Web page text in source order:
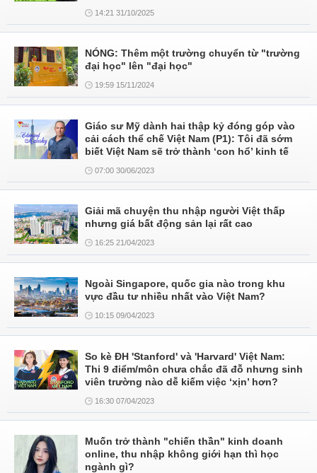
14:21 31/10/2025
NÓNG: Thêm một trường chuyển từ "trường
đại học" lên "đại học"
19:59 15/11/2024
Giáo sư Mỹ dành hai thập kỷ đóng góp vào
cải cách thể chế Việt Nam (P1): Tôi đã sớm
biết Việt Nam sẽ trở thành ‘con hổ’ kinh tế
07:00 30/06/2023
Giải mã chuyện thu nhập người Việt thấp
nhưng giá bất động sản lại rất cao
16:25 21/04/2023
Ngoài Singapore, quốc gia nào trong khu
vực đầu tư nhiều nhất vào Việt Nam?
10:15 09/04/2023
So kè ĐH 'Stanford' và 'Harvard' Việt Nam:
Thi 9 điểm/môn chưa chắc đã đỗ nhưng sinh
viên trường nào dễ kiếm việc ‘xịn’ hơn?
16:30 07/04/2023
Muốn trở thành "chiến thần" kinh doanh
online, thu nhập không giới hạn thì học
ngành gì?